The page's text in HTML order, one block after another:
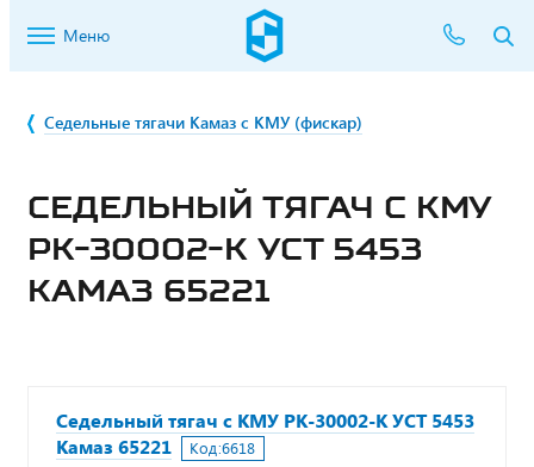
Меню
Седельные тягачи Камаз с КМУ (фискар)
СЕДЕЛЬНЫЙ ТЯГАЧ С КМУ
РК-30002-K УСТ 5453
КАМАЗ 65221
Седельный тягач с КМУ РК-30002-K УСТ 5453
Камаз 65221
Код:6618